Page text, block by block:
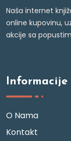
Naša internet
online kupovinu,
akcije sa
Informacije
O Nama
Kontakt